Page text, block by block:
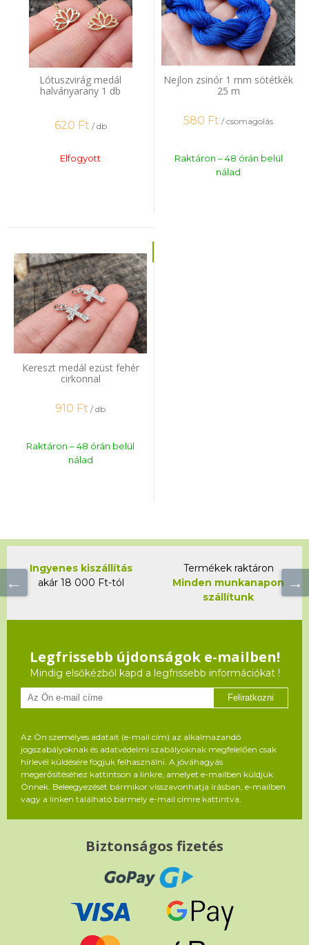
Lótuszvirág medál
halványarany 1 db
620 Ft / db
Elfogyott
Nejlon zsinór 1 mm sötétkék
25 m
580 Ft / csomagolás
Raktáron – 48 órán belül
nálad
Kereszt medál ezüst fehér
cirkonnal
910 Ft / db
Raktáron – 48 órán belül
nálad
Ingyenes kiszállítás
akár 18 000 Ft-tól
Termékek raktáron
Minden munkanapon
szállítunk
Legfrissebb újdonságok e-mailben!
Mindig elsőkézből kapd a legfrissebb információkat !
Feliratkozni
Az Ön személyes adatait (e-mail cím) az alkalmazandó
jogszabályoknak és adatvédelmi szabályoknak megfelelően csak
hírlevél küldésére fogjuk felhasználni. A jóváhagyás
megerősítéséhez kattintson a linkre, amelyet e-mailben küldjük
Önnek. Beleegyezését bármikor visszavonhatja írásban, e-mailben
vagy a linken található bármely e-mail címre kattintva.
Biztonságos fizetés